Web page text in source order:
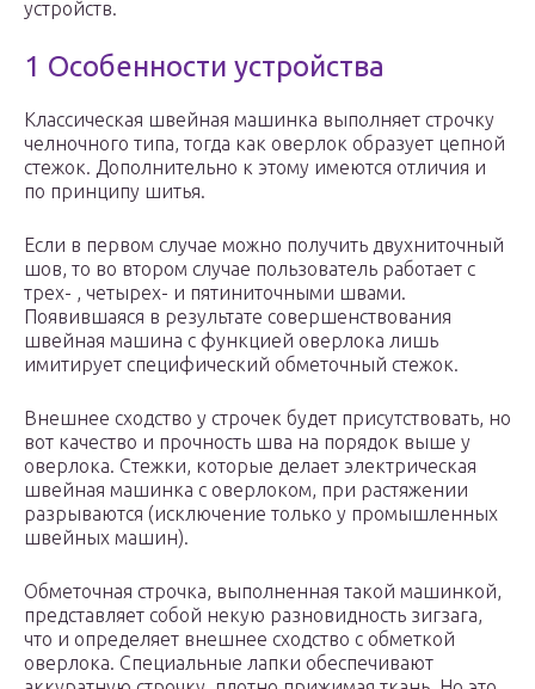
устройств.
1 Особенности устройства
Классическая швейная машинка выполняет строчку
челночного типа, тогда как оверлок образует цепной
стежок. Дополнительно к этому имеются отличия и
по принципу шитья.
Если в первом случае можно получить двухниточный
шов, то во втором случае пользователь работает с
трех- , четырех- и пятиниточными швами.
Появившаяся в результате совершенствования
швейная машина с функцией оверлока лишь
имитирует специфический обметочный стежок.
Внешнее сходство у строчек будет присутствовать, но
вот качество и прочность шва на порядок выше у
оверлока. Стежки, которые делает электрическая
швейная машинка с оверлоком, при растяжении
разрываются (исключение только у промышленных
швейных машин).
Обметочная строчка, выполненная такой машинкой,
представляет собой некую разновидность зигзага,
что и определяет внешнее сходство с обметкой
оверлока. Специальные лапки обеспечивают